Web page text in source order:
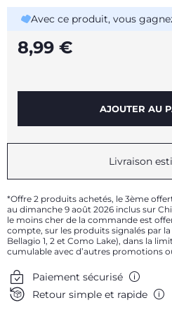
Avec ce produit, vous
8,99 €
AJOUTER AU
Livraison
*Offre 2 produits achetés, le 3ème
au dimanche 9 août 2026 inclus sur
le moins cher de la commande est
compte, sur les produits signalés par
Bellagio 1, 2 et Como Lake), dans la
cumulable avec d’autres promotions
Paiement sécurisé
Retour simple et rapide